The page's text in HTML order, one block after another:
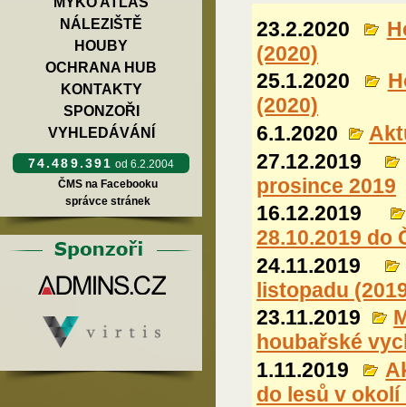
NÁLEZIŠTĚ
HOUBY
OCHRANA HUB
KONTAKTY
SPONZOŘI
VYHLEDÁVÁNÍ
74.489.391 od 6.2.2004
ČMS na Facebooku
správce stránek
23.2.2020
(2020)
25.1.2020
(2020)
6.1.2020
27.12.2019
prosince 2019
16.12.2019
28.10.2019 do
24.11.2019
listopadu
23.11.2019
houbařské
1.11.2019
do lesů v